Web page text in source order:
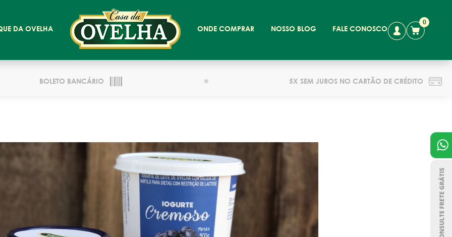
0
DA OVELHA ONDE COMPRAR NOSSO BLOG FALE CONOSCO
BOLETO BANCÁRIO 5X SEM JUROS NO CARTÃO DE CRÉDITO